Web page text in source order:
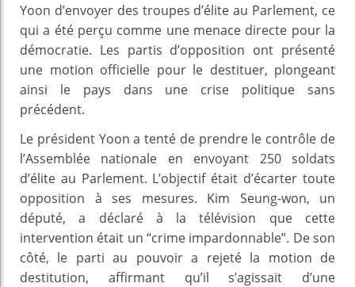
Yoon d’envoyer des troupes d’élite au Parlement, ce
qui a été perçu comme une menace directe pour la
démocratie. Les partis d’opposition ont présenté
une motion officielle pour le destituer, plongeant
ainsi le pays dans une crise politique sans
précédent.
Le président Yoon a tenté de prendre le contrôle de
l’Assemblée nationale en envoyant 250 soldats
d’élite au Parlement. L’objectif était d’écarter toute
opposition à ses mesures. Kim Seung-won, un
député, a déclaré à la télévision que cette
intervention était un “crime impardonnable”. De son
côté, le parti au pouvoir a rejeté la motion de
destitution, affirmant qu’il s’agissait d’une